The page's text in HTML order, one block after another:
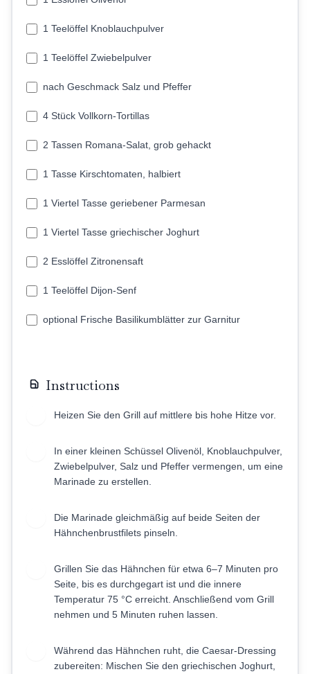
1 Teelöffel Knoblauchpulver
1 Teelöffel Zwiebelpulver
nach Geschmack Salz und Pfeffer
4 Stück Vollkorn-Tortillas
2 Tassen Romana-Salat, grob gehackt
1 Tasse Kirschtomaten, halbiert
1 Viertel Tasse geriebener Parmesan
1 Viertel Tasse griechischer Joghurt
2 Esslöffel Zitronensaft
1 Teelöffel Dijon-Senf
optional Frische Basilikumblätter zur Garnitur
Instructions
Heizen Sie den Grill auf mittlere bis hohe Hitze vor.
In einer kleinen Schüssel Olivenöl, Knoblauchpulver,
Zwiebelpulver, Salz und Pfeffer vermengen, um eine
Marinade zu erstellen.
Die Marinade gleichmäßig auf beide Seiten der
Hähnchenbrustfilets pinseln.
Grillen Sie das Hähnchen für etwa 6–7 Minuten pro
Seite, bis es durchgegart ist und die innere
Temperatur 75 °C erreicht. Anschließend vom Grill
nehmen und 5 Minuten ruhen lassen.
Während das Hähnchen ruht, die Caesar-Dressing
zubereiten: Mischen Sie den griechischen Joghurt,